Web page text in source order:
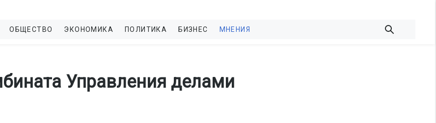
ОБЩЕСТВО ЭКОНОМИКА ПОЛИТИКА БИЗНЕС МНЕНИЯ
Управления делами